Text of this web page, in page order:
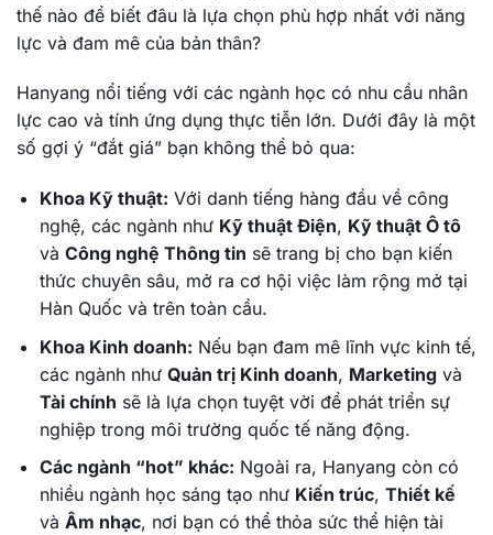
thế nào để biết đâu là lựa chọn phù hợp nhất với năng
lực và đam mê của bản thân?
Hanyang nổi tiếng với các ngành học có nhu cầu nhân
lực cao và tính ứng dụng thực tiễn lớn. Dưới đây là một
số gợi ý “đắt giá” bạn không thể bỏ qua:
Khoa Kỹ thuật: Với danh tiếng hàng đầu về công
nghệ, các ngành như Kỹ thuật Điện, Kỹ thuật Ô tô
và Công nghệ Thông tin sẽ trang bị cho bạn kiến
thức chuyên sâu, mở ra cơ hội việc làm rộng mở tại
Hàn Quốc và trên toàn cầu.
Khoa Kinh doanh: Nếu bạn đam mê lĩnh vực kinh tế,
các ngành như Quản trị Kinh doanh, Marketingvà
Tài chính sẽ là lựa chọn tuyệt vời để phát triển sự
nghiệp trong môi trường quốc tế năng động.
Các ngành “hot” khác: Ngoài ra, Hanyang còn có
nhiều ngành học sáng tạo như Kiến trúc, Thiết kế
và Âm nhạc, nơi bạn có thể thỏa sức thể hiện tài